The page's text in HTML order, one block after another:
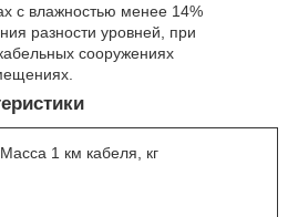
с влажностью менее 14%
разности уровней, при
сооружениях
Масса 1 км кабеля, кг